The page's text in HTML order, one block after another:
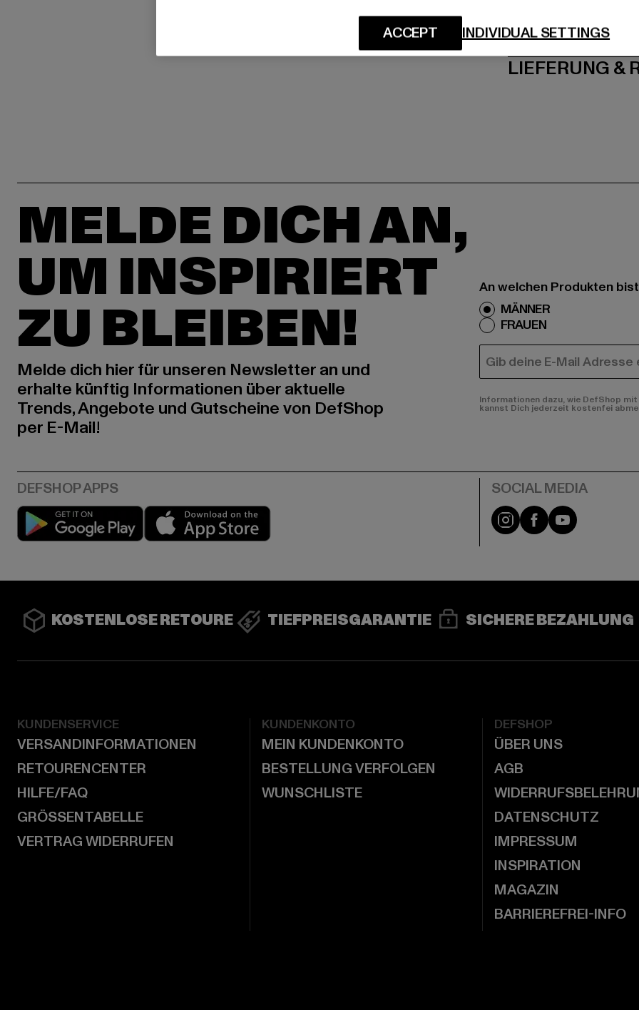
LIEFERUNG &
MELDE DICH AN,
UM INSPIRIERT
ZU BLEIBEN!
Melde dich hier für unseren Newsletter an und
erhalte künftig Informationen über aktuelle
Trends, Angebote und Gutscheine von DefShop
per E-Mail!
An welchen Produkten
MÄNNER
FRAUEN
E-MAIL
Informationen dazu, wie DefShop
kannst Dich jederzeit kostenfei
Play market Instagram
FacebookYouTube
KOSTENLOSE RETOURE TIEFPREISGARANTIE SICHERE BEZAHLUNG
KUNDENSERVICE
VERSANDINFORMATIONEN
RETOURENCENTER
HILFE/FAQ
GRÖSSENTABELLE
VERTRAG WIDERRUFEN
KUNDENKONTO
MEIN KUNDENKONTO
BESTELLUNG VERFOLGEN
WUNSCHLISTE
DEFSHOP
ÜBER UNS
AGB
DATENSCHUTZ
IMPRESSUM
INSPIRATION
MAGAZIN
BARRIEREFREI-INFO
INDIVIDUAL SETTINGS
ACCEPT